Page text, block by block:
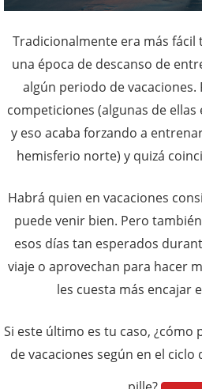
Tradicionalmente era más
una época de descanso de
algún periodo de vacaciones.
competiciones (algunas de
y eso acaba forzando a
hemisferio norte) y quizá
Habrá quien en vacaciones
puede venir bien. Pero
esos días tan esperados
viaje o aprovechan para hacer
les cuesta más encajar
Si este último es tu caso, ¿cómo
de vacaciones según en el